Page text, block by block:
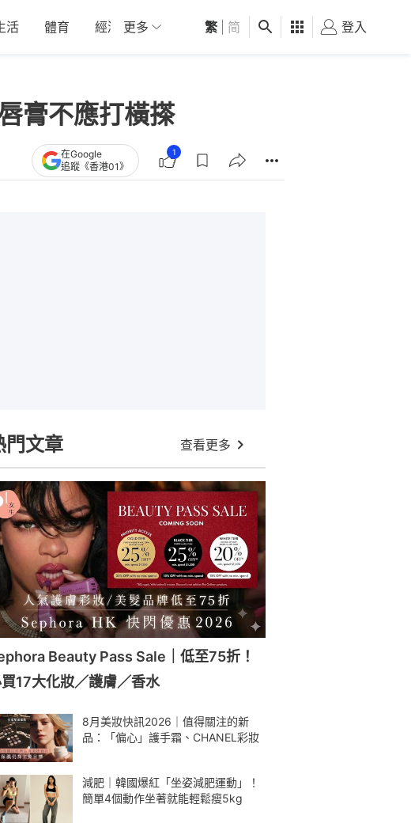
活 體育 經濟 01深圳 觀點 健康 好食玩飛
更多 繁 简 登入
膏不應打橫搽
在Google
追蹤《香港01》
1
門文章 查看更多
Beauty Pass Sale｜低至75折！
17大化妝／護膚／香水
8月美妝快訊2026｜值得關注的新
品：「偏心」護手霜、CHANEL彩妝
減肥｜韓國爆紅「坐姿減肥運動」！
簡單4個動作坐著就能輕鬆瘦5kg